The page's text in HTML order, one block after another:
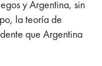
y Argentina, sin
la teoría de
que Argentina